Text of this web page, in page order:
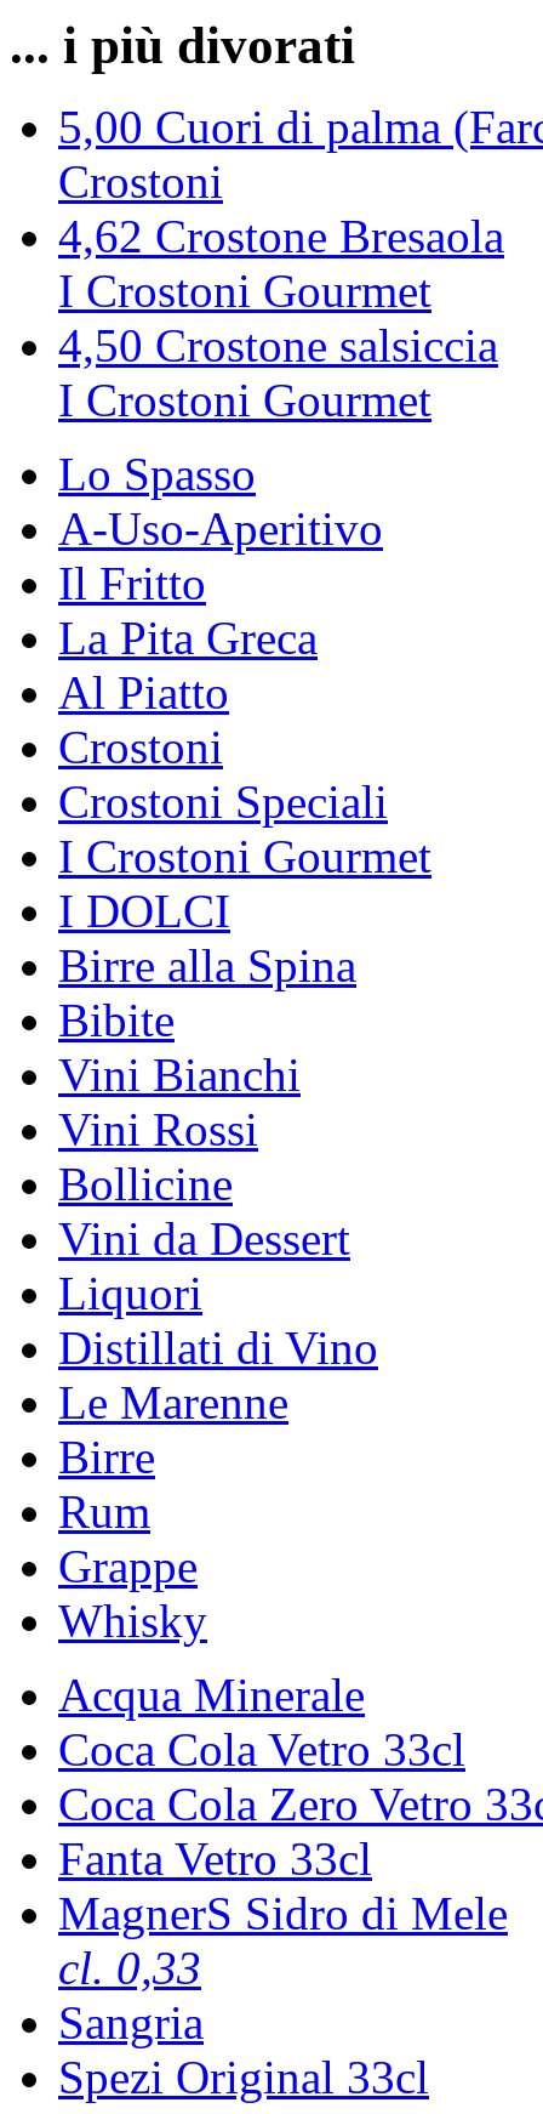
... i più divorati
5,00 Cuori di palma
Crostoni
4,62 Crostone Bresaola
I Crostoni Gourmet
4,50 Crostone salsiccia
I Crostoni Gourmet
Lo Spasso
A-Uso-Aperitivo
Il Fritto
La Pita Greca
Al Piatto
Crostoni
Crostoni Speciali
I Crostoni Gourmet
I DOLCI
Birre alla Spina
Bibite
Vini Bianchi
Vini Rossi
Bollicine
Vini da Dessert
Liquori
Distillati di Vino
Le Marenne
Birre
Rum
Grappe
Whisky
Acqua Minerale
Coca Cola Vetro 33cl
Coca Cola Zero Vetro
Fanta Vetro 33cl
MagnerS Sidro di Mele
cl. 0,33
Sangria
Spezi Original 33cl